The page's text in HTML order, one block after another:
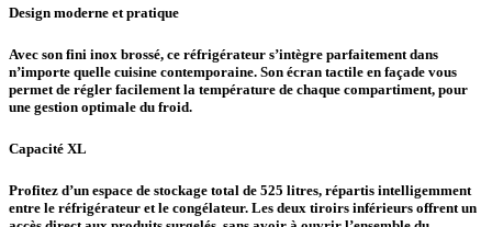
Design moderne et pratique
Avec son fini inox brossé, ce réfrigérateur s’intègre parfaitement dans
n’importe quelle cuisine contemporaine. Son écran tactile en façade vous
permet de régler facilement la température de chaque compartiment, pour
une gestion optimale du froid.
Capacité XL
Profitez d’un espace de stockage total de 525 litres, répartis intelligemment
entre le réfrigérateur et le congélateur. Les deux tiroirs inférieurs offrent un